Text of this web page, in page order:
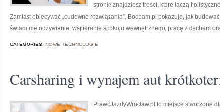
stronie znajdziesz treści, które łączą
Zamiast obiecywać „cudowne rozwiązania”, Bodbam.pl pokazuje, jak
świadome odżywianie, wspieranie spokoju wewnętrznego, pracę z dechem
CATEGORIES: NOWE TECHNOLOGIE
Carsharing i wynajem aut
PrawoJazdyWroclaw.pl to miejsce stworzone